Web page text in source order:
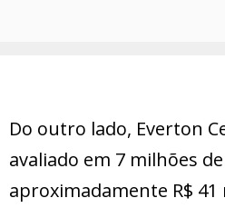
Do outro lado, Everton
avaliado em 7 milhões
aproximadamente R$ 41